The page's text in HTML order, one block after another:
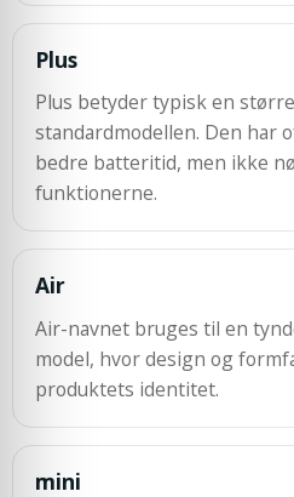
Plus
Plus betyder typisk en
standardmodellen. Den har
bedre batteritid, men ikke
funktionerne.
Air
Air-navnet bruges til en
model, hvor design og
produktets identitet.
mini